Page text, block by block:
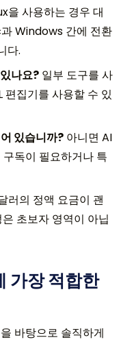
을 사용하는 경우 대
Windows 간에 전환
다.
나요? 일부 도구를 사
편집기를 사용할 수 있
있습니까? 아니면 AI
독이 필요하거나 특
러의 정액 요금이 괜
초보자 영역이 아닙
가장 적합한
바탕으로 솔직하게